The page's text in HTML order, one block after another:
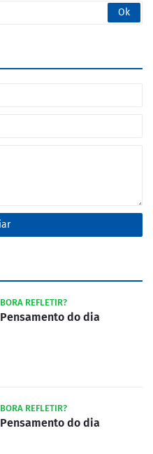
BORA REFLETIR?
Pensamento do dia
BORA REFLETIR?
Pensamento do dia